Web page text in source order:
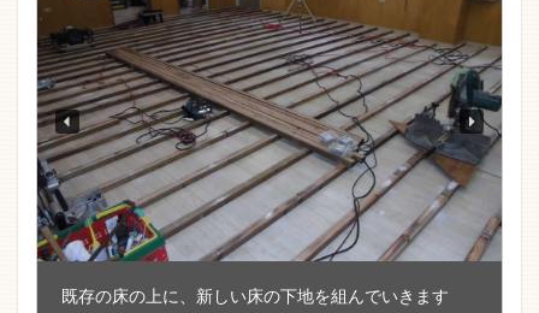
既存の床の上に、新しい床の下地を組んでいきます